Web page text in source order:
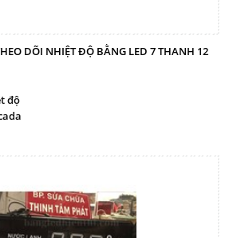
DÕI NHIỆT ĐỘ BẰNG LED 7 THANH 12
độ